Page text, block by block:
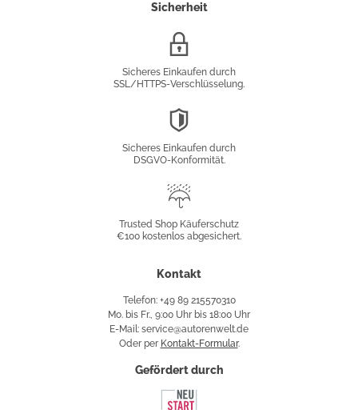
Sicherheit
Sicheres Einkaufen durch
SSL/HTTPS-Verschlüsselung.
Sicheres Einkaufen durch
DSGVO-Konformität.
Käuferschutz
Trusted Shop Käuferschutz
€100 kostenlos abgesichert.
Kontakt
Telefon: +49 89 215570310
Mo. bis Fr., 9:00 Uhr bis 18:00 Uhr
E-Mail: service@autorenwelt.de
Oder per Kontakt-Formular.
Gefördert durch